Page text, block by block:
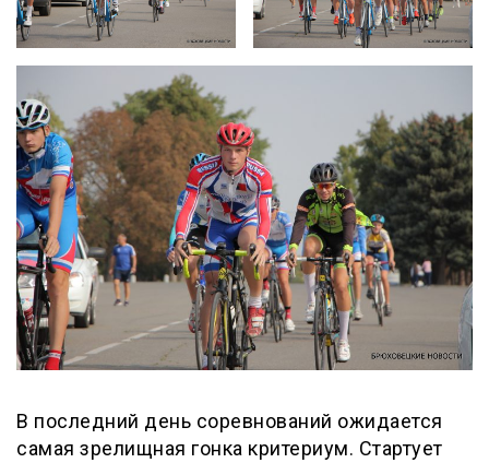
В последний день соревнований ожидается
самая зрелищная гонка критериум. Стартует